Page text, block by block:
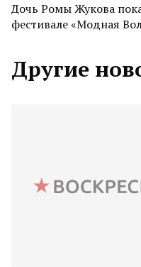
Дочь Ромы Жукова
фестивале «Модная
Другие